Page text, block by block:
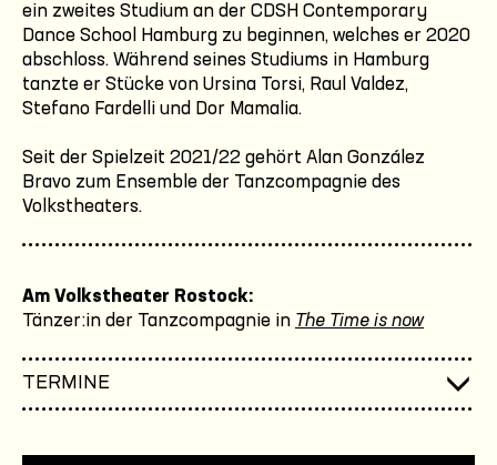
ein zweites Studium an der CDSH Contemporary
Dance School Hamburg zu beginnen, welches er 2020
abschloss. Während seines Studiums in Hamburg
tanzte er Stücke von Ursina Torsi, Raul Valdez,
Stefano Fardelli und Dor Mamalia.
Seit der Spielzeit 2021/22 gehört Alan González
Bravo zum Ensemble der Tanzcompagnie des
Volkstheaters.
Am Volkstheater Rostock:
Tänzer:in der Tanzcompagnie in The Time is now
TERMINE